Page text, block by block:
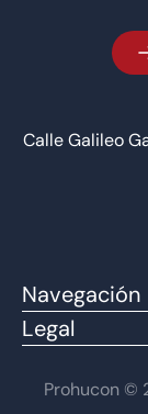
Calle Galileo
Navegación
Legal
Prohucon ©